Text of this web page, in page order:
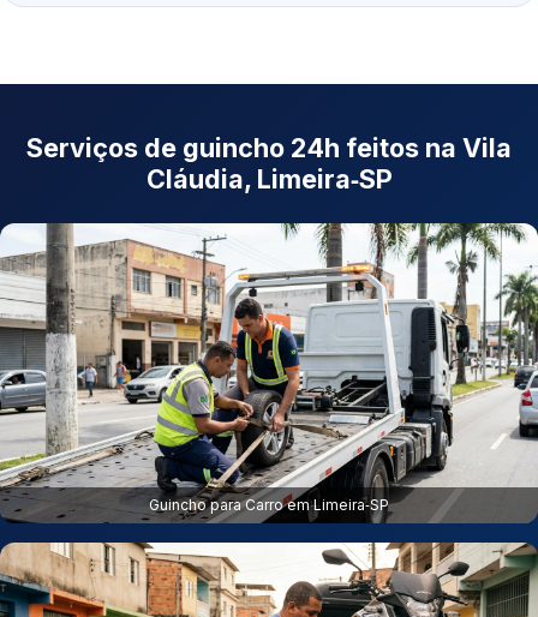
Serviços de guincho 24h feitos na Vila
Cláudia, Limeira‑SP
Guincho para Carro em Limeira‑SP